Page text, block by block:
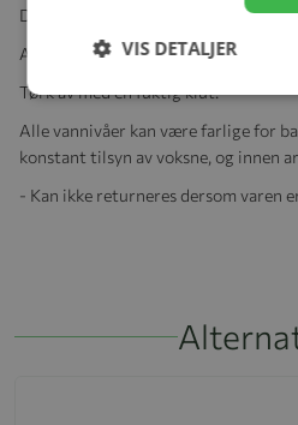
D: 65 cm
Alder 1-2 år, 11-22 kilo
Tørk av med en fuktig klut.
Alle vannivåer kan være farlige for
konstant tilsyn av voksne, og innen
- Kan ikke returneres dersom varen
VIS DETALJER